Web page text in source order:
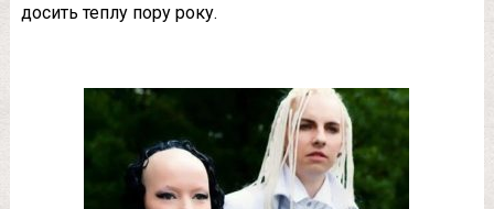
досить теплу пору року.